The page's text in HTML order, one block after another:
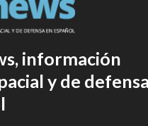
información
y de